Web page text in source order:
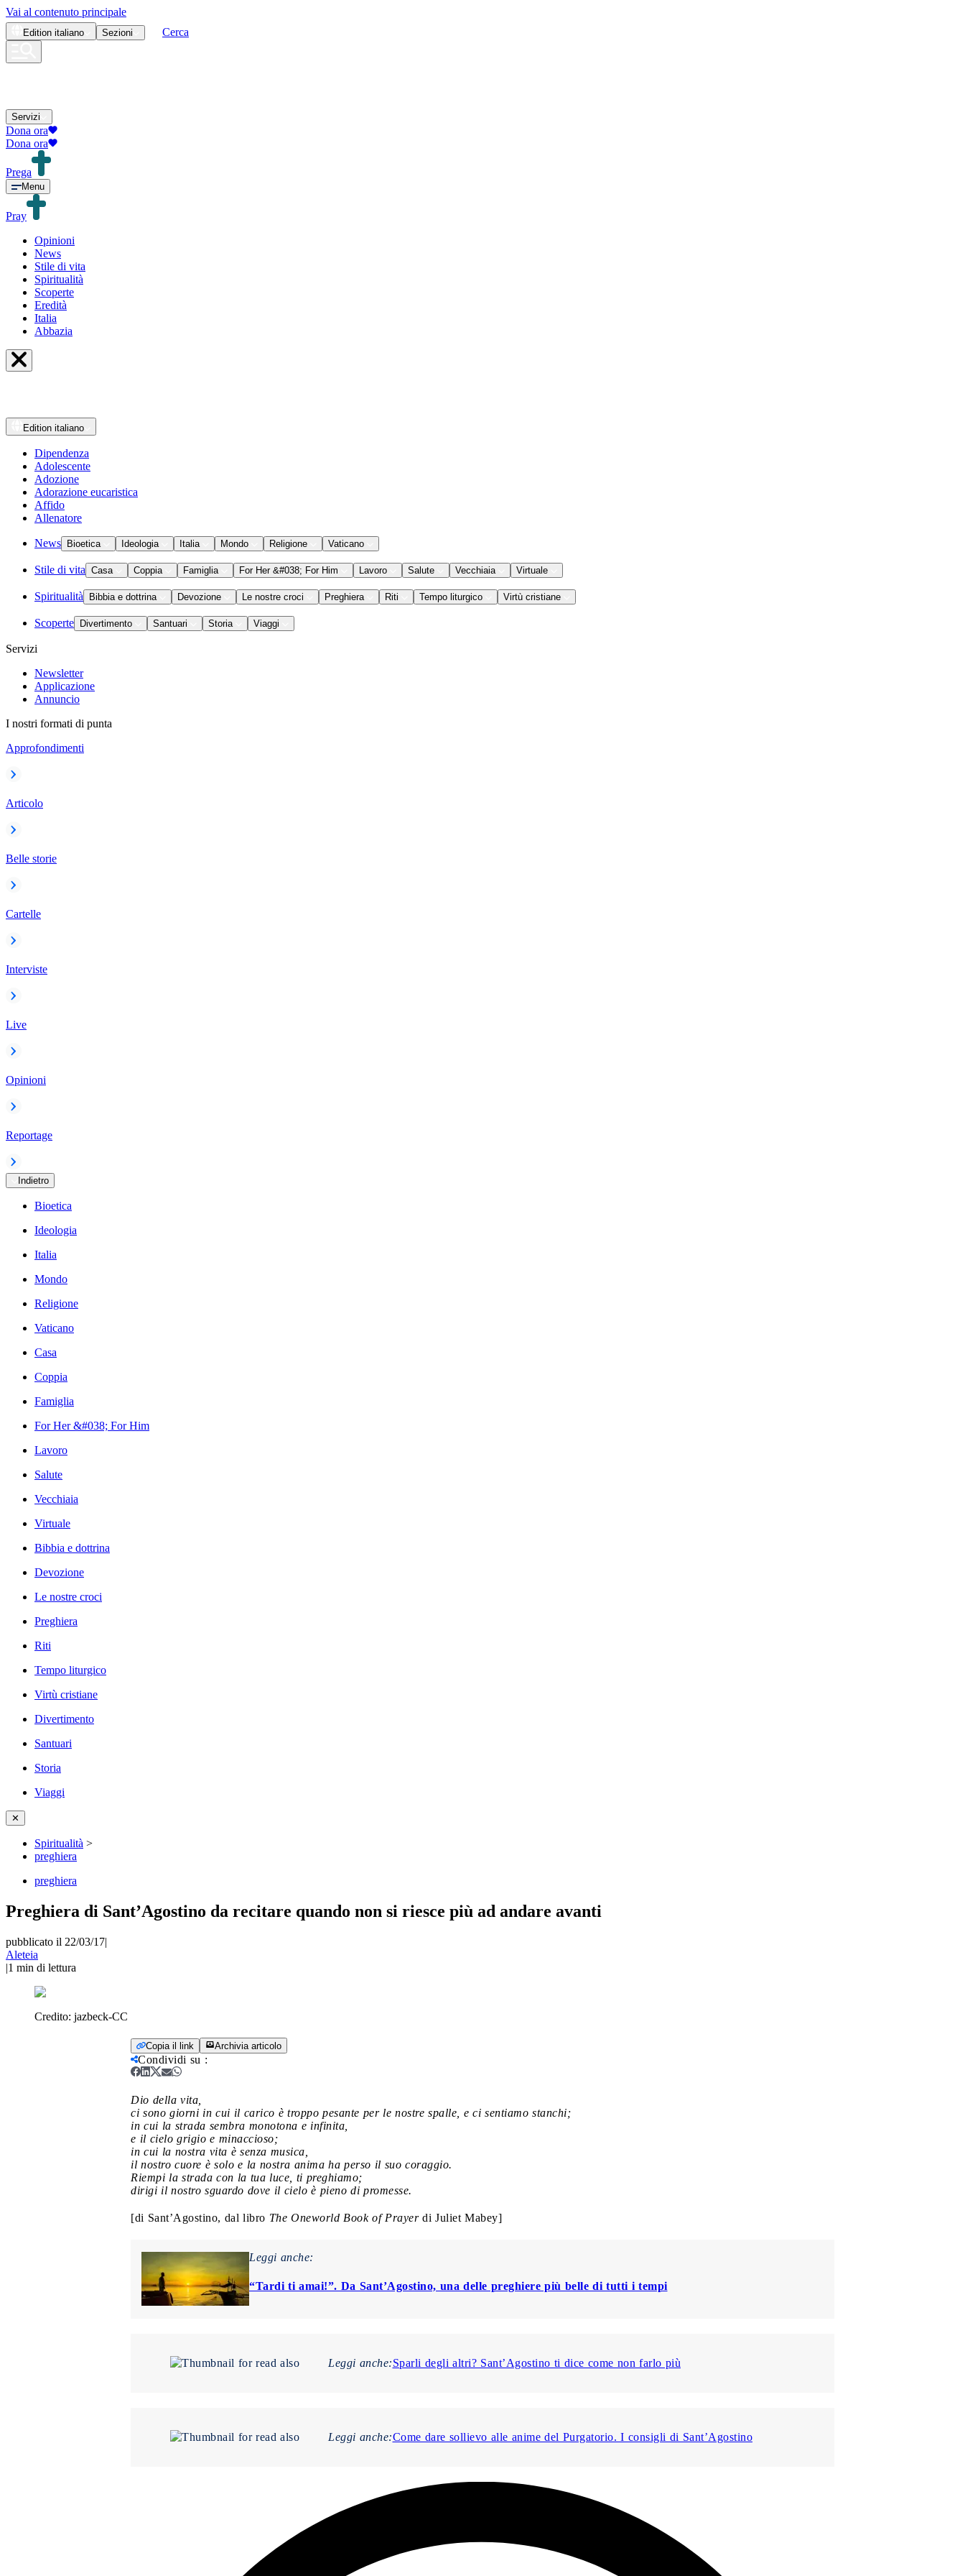
Vai al contenuto principale
Edition italiano Sezioni Cerca
Servizi
Dona ora
Dona ora
Prega
Menu
Pray
Opinioni
News
Stile di vita
Spiritualità
Scoperte
Eredità
Italia
Abbazia
Edition italiano
Dipendenza
Adolescente
Adozione
Adorazione eucaristica
Affido
Allenatore
News Bioetica Ideologia Italia Mondo Religione Vaticano
Stile di vita Casa Coppia Famiglia For Her &#038; For Him Lavoro Salute Vecchiaia Virtuale
Spiritualità Bibbia e dottrina Devozione Le nostre croci Preghiera Riti Tempo liturgico Virtù cristiane
Scoperte Divertimento Santuari Storia Viaggi
Servizi
Newsletter
Applicazione
Annuncio
I nostri formati di punta
Approfondimenti
Articolo
Belle storie
Cartelle
Interviste
Live
Opinioni
Reportage
Indietro
Bioetica
Ideologia
Italia
Mondo
Religione
Vaticano
Casa
Coppia
Famiglia
For Her &#038; For Him
Lavoro
Salute
Vecchiaia
Virtuale
Bibbia e dottrina
Devozione
Le nostre croci
Preghiera
Riti
Tempo liturgico
Virtù cristiane
Divertimento
Santuari
Storia
Viaggi
✕
Spiritualità >
preghiera
preghiera
Preghiera di Sant’Agostino da recitare quando non si riesce più ad andare avanti
pubblicato il 22/03/17|
Aleteia
|1 min di lettura
Credito: jazbeck-CC
Copia il link Archivia articolo
Condividi su :
Dio della vita,
ci sono giorni in cui il carico è troppo pesante per le nostre spalle, e ci sentiamo stanchi;
in cui la strada sembra monotona e infinita,
e il cielo grigio e minaccioso;
in cui la nostra vita è senza musica,
il nostro cuore è solo e la nostra anima ha perso il suo coraggio.
Riempi la strada con la tua luce, ti preghiamo;
dirigi il nostro sguardo dove il cielo è pieno di promesse.
[di Sant’Agostino, dal libro The Oneworld Book of Prayer di Juliet Mabey]
Leggi anche:
“Tardi ti amai!”. Da Sant’Agostino, una delle preghiere più belle di tutti i tempi
Leggi anche:Sparli degli altri? Sant’Agostino ti dice come non farlo più
Leggi anche:Come dare sollievo alle anime del Purgatorio. I consigli di Sant’Agostino